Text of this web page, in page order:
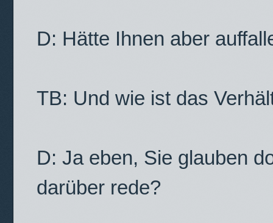
D: Hätte Ihnen aber
TB: Und wie ist das
D: Ja eben, Sie glauben
darüber rede?